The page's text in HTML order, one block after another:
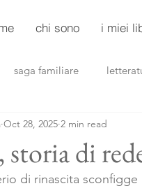
chi sono i miei
saga familiare
thriller noir
storia di
Oct 28, 2025 2 min read
di rinascita